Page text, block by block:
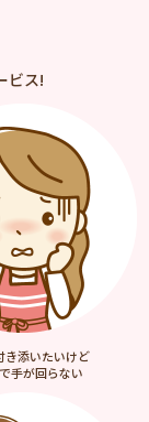
ビス!
き添いたいけど
手が回らない